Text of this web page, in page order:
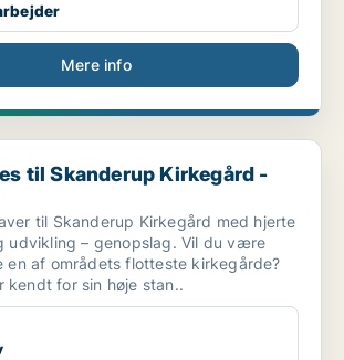
Mere info
Kirkegård - genopslag
til Skanderup Kirkegård -
til Skanderup Kirkegård med hjerte
udvikling – genopslag. Vil du være
en af områdets flotteste kirkegårde?
kendt for sin høje stan..